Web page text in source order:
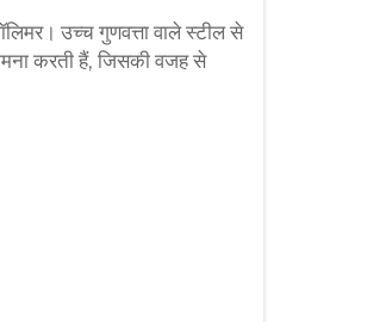
उच्च गुणवत्ता वाले स्टील से
करती हैं, जिसकी वजह से